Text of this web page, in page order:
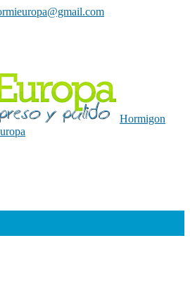
Hormigon